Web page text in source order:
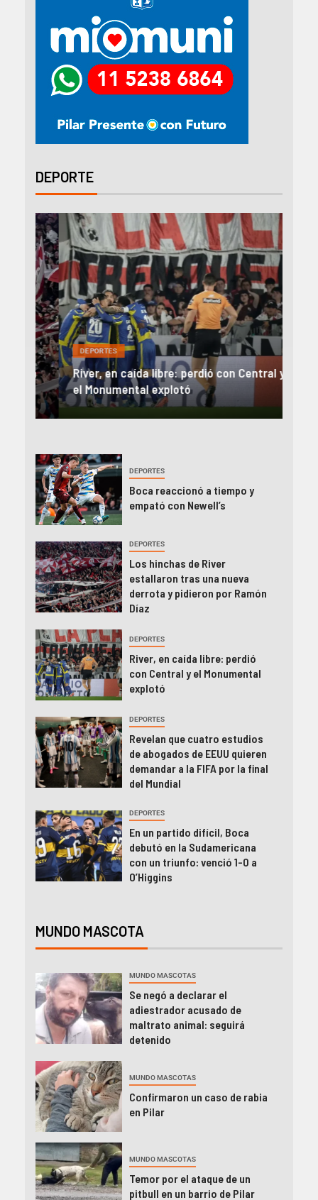
DEPORTE
DEPORTES
River, en caída libre: perdió con Central y
el Monumental explotó
DEPORTES
Boca reaccionó a tiempo y
empató con Newell’s
DEPORTES
Los hinchas de River
estallaron tras una nueva
derrota y pidieron por Ramón
Díaz
DEPORTES
River, en caída libre: perdió
con Central y el Monumental
explotó
DEPORTES
Revelan que cuatro estudios
de abogados de EEUU quieren
demandar a la FIFA por la final
del Mundial
DEPORTES
En un partido difícil, Boca
debutó en la Sudamericana
con un triunfo: venció 1-0 a
O’Higgins
MUNDO MASCOTA
MUNDO MASCOTAS
Se negó a declarar el
adiestrador acusado de
maltrato animal: seguirá
detenido
MUNDO MASCOTAS
Confirmaron un caso de rabia
en Pilar
MUNDO MASCOTAS
Temor por el ataque de un
pitbull en un barrio de Pilar